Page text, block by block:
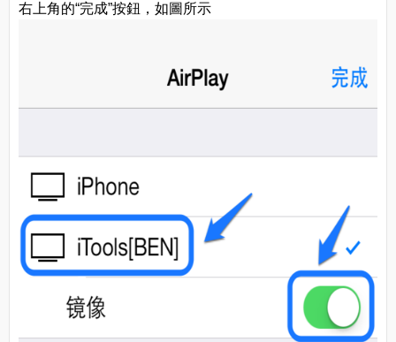
右上角的“完成”按鈕，如圖所示